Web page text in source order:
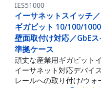
IES51000
イーサネットスイッチ
ギガビット 10/100/
壁面取付け対応／GbE
準拠ケース
頑丈な産業用ギガビット
イーサネット対応デバイ
レールへの取り付け/ウォ